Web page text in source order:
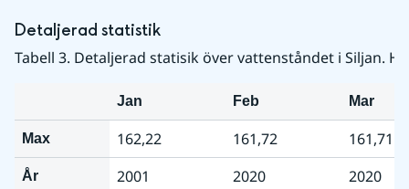
Detaljerad statistik
Tabell 3. Detaljerad statisik över vattenståndet i Siljan.
Jan Feb Mar
Max 162,22 161,72 161,71
År 2001 2020 2020